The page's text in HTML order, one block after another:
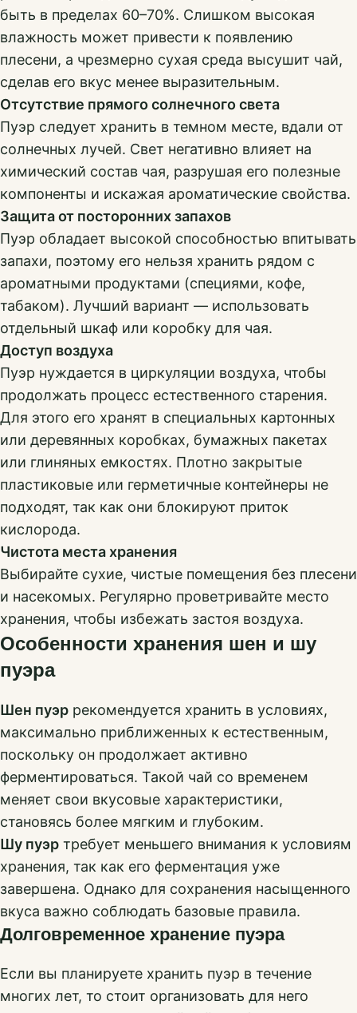
быть в пределах 60–70%. Слишком высокая
влажность может привести к появлению
плесени, а чрезмерно сухая среда высушит чай,
сделав его вкус менее выразительным.
Отсутствие прямого солнечного света
Пуэр следует хранить в темном месте, вдали от
солнечных лучей. Свет негативно влияет на
химический состав чая, разрушая его полезные
компоненты и искажая ароматические свойства.
Защита от посторонних запахов
Пуэр обладает высокой способностью впитывать
запахи, поэтому его нельзя хранить рядом с
ароматными продуктами (специями, кофе,
табаком). Лучший вариант — использовать
отдельный шкаф или коробку для чая.
Доступ воздуха
Пуэр нуждается в циркуляции воздуха, чтобы
продолжать процесс естественного старения.
Для этого его хранят в специальных картонных
или деревянных коробках, бумажных пакетах
или глиняных емкостях. Плотно закрытые
пластиковые или герметичные контейнеры не
подходят, так как они блокируют приток
кислорода.
Чистота места хранения
Выбирайте сухие, чистые помещения без плесени
и насекомых. Регулярно проветривайте место
хранения, чтобы избежать застоя воздуха.
Особенности хранения шен и шу
пуэра
Шен пуэр рекомендуется хранить в условиях,
максимально приближенных к естественным,
поскольку он продолжает активно
ферментироваться. Такой чай со временем
меняет свои вкусовые характеристики,
становясь более мягким и глубоким.
Шу пуэр требует меньшего внимания к условиям
хранения, так как его ферментация уже
завершена. Однако для сохранения насыщенного
вкуса важно соблюдать базовые правила.
Долговременное хранение пуэра
Если вы планируете хранить пуэр в течение
многих лет, то стоит организовать для него